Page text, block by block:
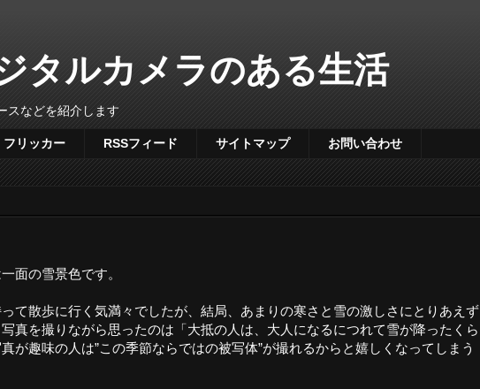
タルカメラのある生活
スなどを紹介します
フリッカー RSSフィード サイトマップ お問い合わせ
面の雪景色です。
て散歩に行く気満々でしたが、結局、あまりの寒さと雪の激しさにとりあえず
真を撮りながら思ったのは「大抵の人は、大人になるにつれて雪が降ったくら
が趣味の人は”この季節ならではの被写体”が撮れるからと嬉しくなってしまう